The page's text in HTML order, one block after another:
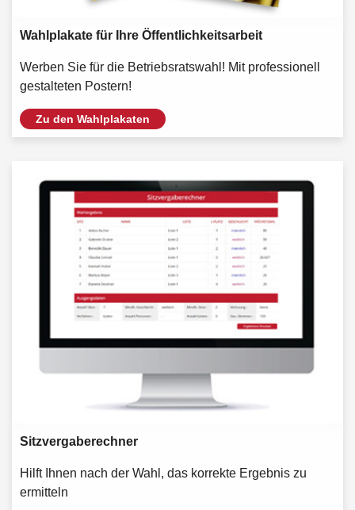
Wahlplakate für Ihre Öffentlichkeitsarbeit
Werben Sie für die Betriebsratswahl! Mit professionell
gestalteten Postern!
Zu den Wahlplakaten
Sitzvergaberechner
Hilft Ihnen nach der Wahl, das korrekte Ergebnis zu
ermitteln